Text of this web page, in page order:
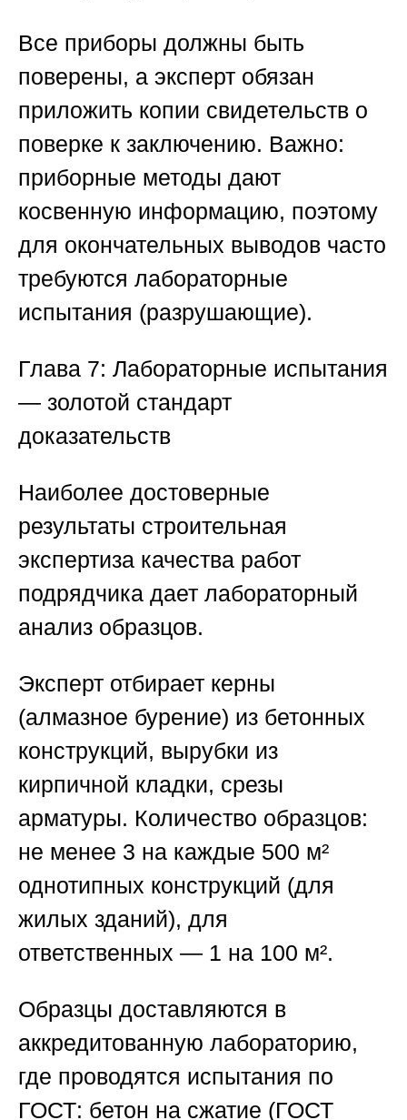
Все приборы должны быть
поверены, а эксперт обязан
приложить копии свидетельств о
поверке к заключению. Важно:
приборные методы дают
косвенную информацию, поэтому
для окончательных выводов часто
требуются лабораторные
испытания (разрушающие).
Глава 7: Лабораторные испытания
— золотой стандарт
доказательств
Наиболее достоверные
результаты строительная
экспертиза качества работ
подрядчика дает лабораторный
анализ образцов.
Эксперт отбирает керны
(алмазное бурение) из бетонных
конструкций, вырубки из
кирпичной кладки, срезы
арматуры. Количество образцов:
не менее 3 на каждые 500 м²
однотипных конструкций (для
жилых зданий), для
ответственных — 1 на 100 м².
Образцы доставляются в
аккредитованную лабораторию,
где проводятся испытания по
ГОСТ: бетон на сжатие (ГОСТ